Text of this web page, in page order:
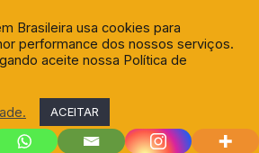
Brasileira usa cookies para
performance dos nossos serviços.
aceite nossa Política de
ACEITAR